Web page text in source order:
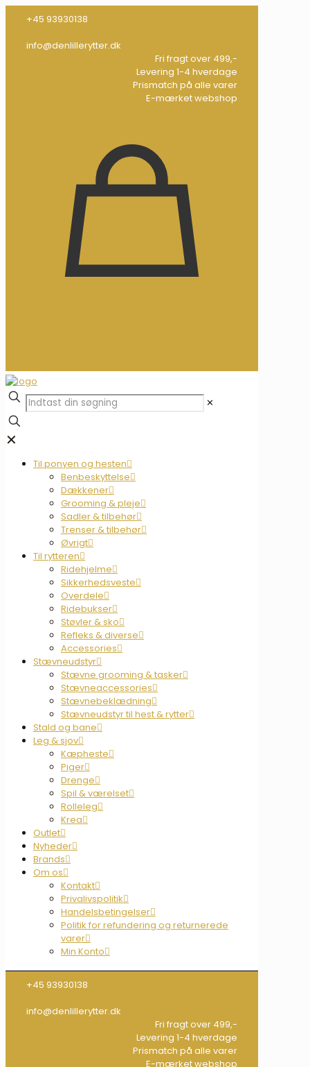
+45 93930138
info@denlillerytter.dk
Fri fragt over 499,-
Levering 1-4 hverdage
Prismatch på alle varer
E-mærket webshop
✕
✕
Til ponyen og hesten
Benbeskyttelse
Dækkener
Grooming & pleje
Sadler & tilbehør
Trenser & tilbehør
Øvrigt
Til rytteren
Ridehjelme
Sikkerhedsveste
Overdele
Ridebukser
Støvler & sko
Refleks & diverse
Accessories
Stævneudstyr
Stævne grooming & tasker
Stævneaccessories
Stævnebeklædning
Stævneudstyr til hest & rytter
Stald og bane
Leg & sjov
Kæpheste
Piger
Drenge
Spil & værelset
Rolleleg
Krea
Outlet
Nyheder
Brands
Om os
Kontakt
Privalivspolitik
Handelsbetingelser
Politik for refundering og returnerede
varer
Min Konto
+45 93930138
info@denlillerytter.dk
Fri fragt over 499,-
Levering 1-4 hverdage
Prismatch på alle varer
E-mærket webshop